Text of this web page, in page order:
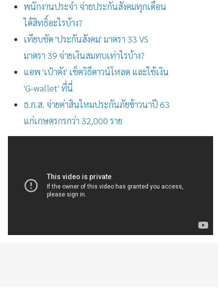
พนักงานประจำ จ่ายประกันสังคมทุกเดือน
ได้สิทธิ์อะไรบ้าง?
เทียบชัด 'ประกันสังคม' มาตรา 33 VS
มาตรา 39 จ่ายเงินสมทบเท่าไรบ้าง?
แอพ 'เป๋าตัง' เช็ควิธีดาวน์โหลด และใช้เงิน
'G-wallet' ที่นี่
ธ.ก.ส. จ่ายค่าสินไหมประกันภัยข้าวนาปี 63
แก่เกษตรกรกว่า 32,000 ราย